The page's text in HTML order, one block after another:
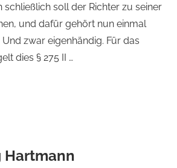
schließlich soll der Richter zu seiner
und dafür gehört nun einmal
zwar eigenhändig. Für das
dies § 275 II …
Hartmann